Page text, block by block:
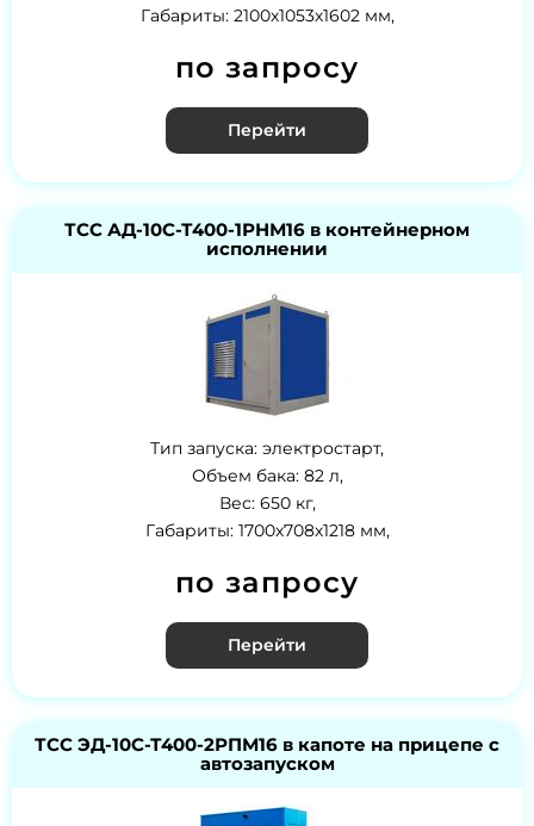
Габариты: 2100х1053х1602 мм,
по запросу
Перейти
ТСС АД-10С-Т400-1РНМ16 в контейнерном
исполнении
Тип запуска: электростарт,
Объем бака: 82 л,
Вес: 650 кг,
Габариты: 1700х708х1218 мм,
по запросу
Перейти
ТСС ЭД-10С-Т400-2РПМ16 в капоте на прицепе с
автозапуском